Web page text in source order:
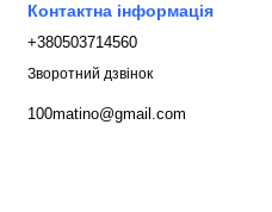
Контактна інформація
+380503714560
Зворотний дзвінок
100matino@gmail.com